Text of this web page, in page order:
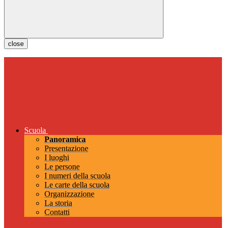
close
Scuola
Panoramica
Presentazione
I luoghi
Le persone
I numeri della scuola
Le carte della scuola
Organizzazione
La storia
Contatti